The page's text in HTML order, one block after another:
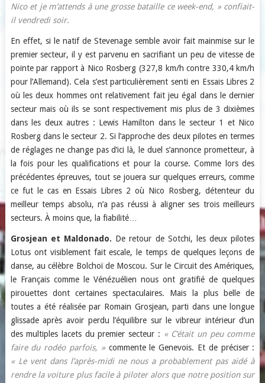
Nico et je m’attends à une grosse bataille ce week-end, » confiait-
il vendredi soir.
En effet, si le natif de Stevenage semble avoir fait mainmise sur le
premier secteur, il y est parvenu en sacrifiant un peu de vitesse de
pointe par rapport à Nico Rosberg (327,8 km/h contre 330,4 km/h
pour l’Allemand). Cela s’est particulièrement senti en Essais Libres 2
où les deux hommes ont relativement fait jeu égal dans le dernier
secteur mais où ils se sont respectivement mis plus de 3 dixièmes
dans les deux autres : Lewis Hamilton dans le secteur 1 et Nico
Rosberg dans le secteur 2. Si l’approche des deux pilotes en termes
de réglages ne change pas d’ici là, le duel s’annonce prometteur, à
la fois pour les qualifications et pour la course. Comme lors des
précédentes épreuves, tout se jouera sur quelques erreurs, comme
ce fut le cas en Essais Libres 2 où Nico Rosberg, détenteur du
meilleur temps absolu, n’a pas réussi à aligner ses trois meilleurs
secteurs. À moins que, la fiabilité…
Grosjean et Maldonado. De retour de Sotchi, les deux pilotes
Lotus ont visiblement fait escale, le temps de quelques leçons de
danse, au célèbre Bolchoï de Moscou. Sur le Circuit des Amériques,
le Français comme le Vénézuélien nous ont gratifié de quelques
pirouettes dont certaines spectaculaires. Mais la plus belle de
toutes a été réalisée par Romain Grosjean, parti dans une longue
glissade après avoir perdu l’équilibre sur le vibreur intérieur d’un
des multiples lacets du premier secteur : « C’était un peu comme
faire du rodéo parfois, »commente le Genevois. Et de préciser :
« Le vent dans l’après-midi ne nous a probablement pas aidé à
rendre la voiture plus facile à piloter alors que notre position sur